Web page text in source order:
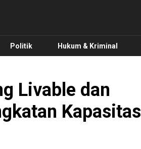
Politik Hukum & Kriminal
Livable dan
Kapasitas